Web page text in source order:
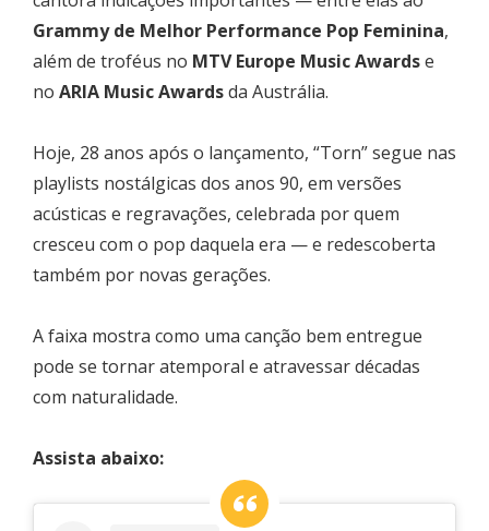
Grammy de Melhor Performance Pop Feminina,
além de troféus no MTV Europe Music Awardse
no ARIA Music Awardsda Austrália.
Hoje, 28 anos após o lançamento, “Torn” segue nas
playlists nostálgicas dos anos 90, em versões
acústicas e regravações, celebrada por quem
cresceu com o pop daquela era — e redescoberta
também por novas gerações.
A faixa mostra como uma canção bem entregue
pode se tornar atemporal e atravessar décadas
com naturalidade.
Assista abaixo: